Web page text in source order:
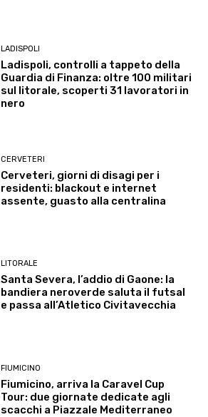
LADISPOLI
Ladispoli, controlli a tappeto della
Guardia di Finanza: oltre 100 militari
sul litorale, scoperti 31 lavoratori in
nero
CERVETERI
Cerveteri, giorni di disagi per i
residenti: blackout e internet
assente, guasto alla centralina
LITORALE
Santa Severa, l’addio di Gaone: la
bandiera neroverde saluta il futsal
e passa all’Atletico Civitavecchia
FIUMICINO
Fiumicino, arriva la Caravel Cup
Tour: due giornate dedicate agli
scacchi a Piazzale Mediterraneo